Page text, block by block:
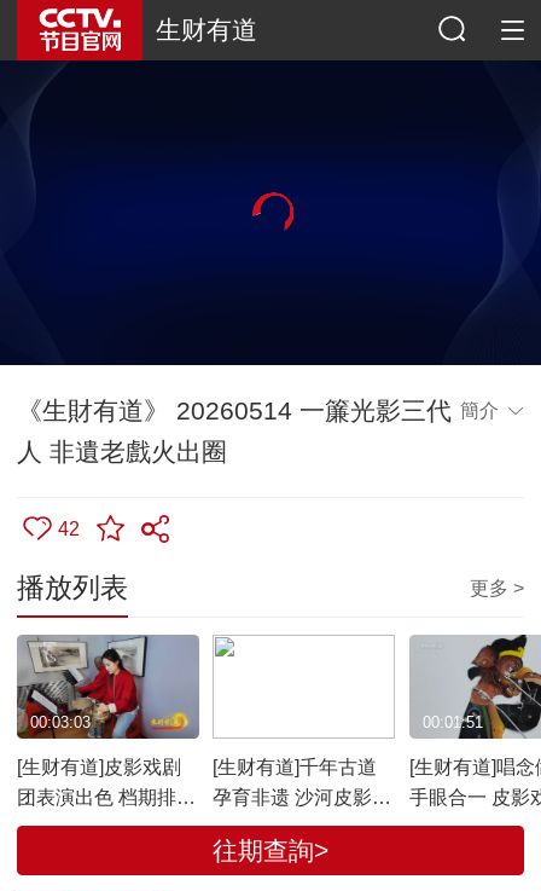
生财有道
《生財有道》 20260514 一簾光影三代
人 非遺老戲火出圈
簡介
42
播放列表 更多 >
[生财有道]皮影戏剧
团表演出色 档期排满
非常受欢迎
00:03:03
[生财有道]千年古道
孕育非遗 沙河皮影唱
腔独特
[生财有道]唱念
手眼合一 皮影
有绝活
00:01:51
往期查詢>